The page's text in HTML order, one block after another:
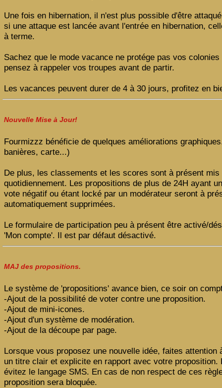
Une fois en hibernation, il n'est plus possible d'être
si une attaque est lancée avant l'entrée en hibernation,
à terme.
Sachez que le mode vacance ne protége pas vos colonies
pensez à rappeler vos troupes avant de partir.
Les vacances peuvent durer de 4 à 30 jours, profitez en
Nouvelle Mise à Jour!
Fourmizzz bénéficie de quelques améliorations
banières, carte...)
De plus, les classements et les scores sont à présent mis
quotidiennement. Les propositions de plus de 24H ayant
vote négatif ou étant locké par un modérateur seront à
automatiquement supprimées.
Le formulaire de participation peu à présent être activé/
'Mon compte'. Il est par défaut désactivé.
MAJ des propositions.
Le système de 'propositions' avance bien, ce soir on
-Ajout de la possibilité de voter contre une proposition.
-Ajout de mini-icones.
-Ajout d'un système de modération.
-Ajout de la découpe par page.
Lorsque vous proposez une nouvelle idée, faites attention
un titre clair et explicite en rapport avec votre proposition.
évitez le langage SMS. En cas de non respect de ces
proposition sera bloquée.